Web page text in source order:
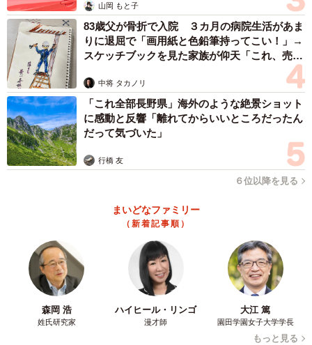
山岡 もと子
83歳父が骨折で入院 ３カ月の病院生活があま
りに退屈で「画用紙と色鉛筆持ってこい！」→
スケッチブックを見た家族が仰天「これ、売れ
中将 タカノリ
「これ全部長野県」海外のような絶景ショット
に感動と反響「離れてからいいところだったん
だって気づいた」
行橋 友
６位以降を見る
まいどなファミリー
（新着記事順）
森岡 浩
姓氏研究家
ハイヒール・リンゴ
漫才師
大江 篤
園田学園女子大学学長
もっと見る